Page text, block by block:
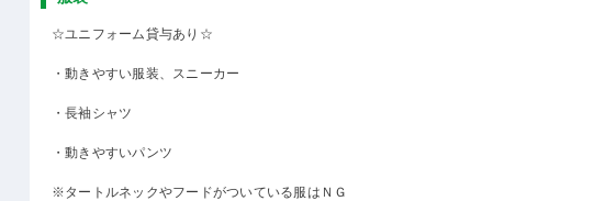
☆ユニフォーム貸与あり☆
・動きやすい服装、スニーカー
・長袖シャツ
・動きやすいパンツ
※タートルネックやフードがついている服はＮＧ